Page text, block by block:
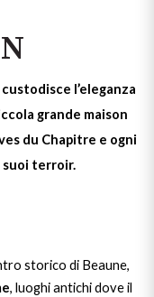
l’eleganza
grande maison
du Chapitre e ogni
suoi terroir.
storico di Beaune,
, luoghi antichi dove il